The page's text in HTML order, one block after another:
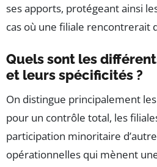
ses apports, protégeant ainsi
cas où une filiale rencontrerait
Quels sont les
et leurs spécificités ?
On distingue principalement
pour un contrôle total, les
participation minoritaire
opérationnelles qui mènent